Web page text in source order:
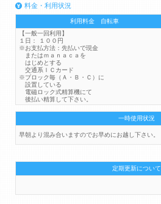
料金・利用状況
利用料金 自転車
【一般一回利用】
１日： １００円
※お支払方法：先払いで現金
またはｍａｎａｃａを
はじめとする
交通系ＩＣカード
※ブロック毎（Ａ・Ｂ・Ｃ）に
設置している
電磁ロック式精算機にて
後払い精算して下さい。
一時使用状況
早朝より混み合いますのでお早めにお越し下さい。
定期更新について